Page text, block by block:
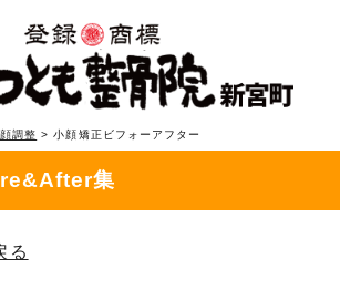
調整 >小顔矯正ビフォーアフター
集
る